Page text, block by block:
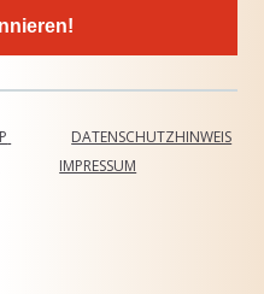
DATENSCHUTZHINWEIS
IMPRESSUM